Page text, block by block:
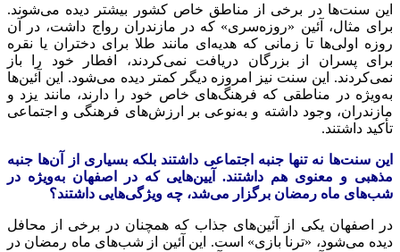
این سنت‌ها در برخی از مناطق خاص کشور بیشتر دیده می‌شوند.
برای مثال، آئین «روزه‌سری» که در مازندران رواج داشت، در آن
روزه اولی‌ها تا زمانی که هدیه‌ای مانند طلا برای دختران یا نقره
برای پسران از بزرگان دریافت نمی‌کردند، افطار خود را باز
نمی‌کردند. این سنت نیز امروزه دیگر کمتر دیده می‌شود. این آئین‌ها
به‌ویژه در مناطقی که فرهنگ‌های خاص خود را دارند، مانند یزد و
مازندران، وجود داشته و به‌نوعی بر ارزش‌های فرهنگی و اجتماعی
تأکید داشتند.
این سنت‌ها نه تنها جنبه اجتماعی داشتند بلکه بسیاری از آن‌ها جنبه
مذهبی و معنوی هم داشتند. آیین‌هایی که در اصفهان به‌ویژه در
شب‌های ماه رمضان برگزار می‌شد، چه ویژگی‌هایی داشتند؟
در اصفهان یکی از آئین‌های جذاب که همچنان در برخی از محافل
دیده می‌شود، «ترنا بازی» است. این آئین از شب‌های ماه رمضان در